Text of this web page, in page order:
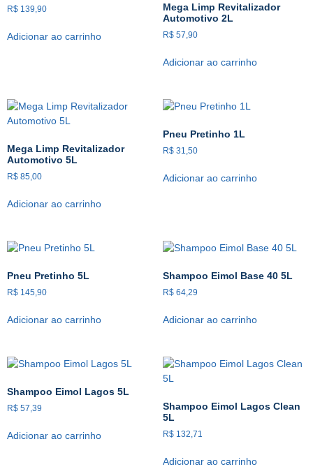
R$ 139,90
Adicionar ao carrinho
Mega Limp Revitalizador
Automotivo 2L
R$57,90
Adicionar ao carrinho
Mega Limp Revitalizador
Automotivo 5L
R$ 85,00
Adicionar ao carrinho
Pneu Pretinho 1L
R$31,50
Adicionar ao carrinho
Pneu Pretinho 5L
R$ 145,90
Adicionar ao carrinho
Shampoo Eimol Base 40 5L
R$64,29
Adicionar ao carrinho
Shampoo Eimol Lagos 5L
R$ 57,39
Adicionar ao carrinho
Shampoo Eimol Lagos Clean
5L
R$132,71
Adicionar ao carrinho